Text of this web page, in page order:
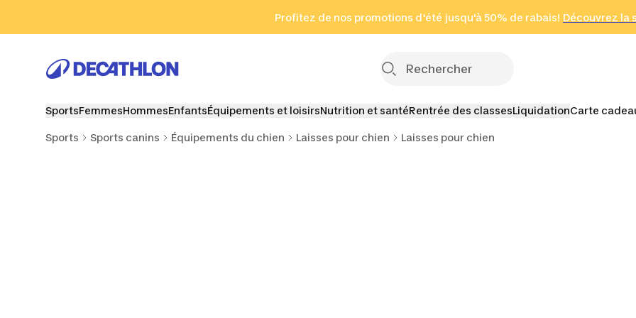
Aller au pied de page
Profitez de nos promotions d'été jusqu'à 50% de rabais! Découvrez la
Cliquez ici
en seulement 2
(Zones sélectionnées)
SportsFemmesHommesEnfantsÉquipements et loisirsNutrition et santéRentrée des classesLiquidationCarte
Sports Sports canins Équipements du chien Laisses pour chien Laisses pour chien